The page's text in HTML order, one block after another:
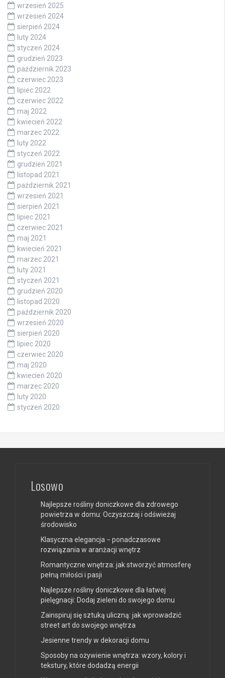
wrzesień 2025
wrzesień 2024
sierpień 2024
luty 2024
styczeń 2024
grudzień 2023
październik 2023
czerwiec 2023
lipiec 2022
czerwiec 2022
maj 2022
kwiecień 2022
marzec 2022
luty 2022
styczeń 2022
grudzień 2021
listopad 2021
październik 2021
wrzesień 2021
sierpień 2021
lipiec 2021
czerwiec 2021
maj 2021
kwiecień 2021
marzec 2021
luty 2021
styczeń 2021
grudzień 2020
listopad 2020
październik 2020
wrzesień 2020
sierpień 2020
lipiec 2020
czerwiec 2020
maj 2020
kwiecień 2020
marzec 2020
luty 2020
styczeń 2020
Losowo
Najlepsze rośliny doniczkowe dla zdrowego
powietrza w domu: Oczyszczaj i odświeżaj
środowisko
Klasyczna elegancja − ponadczasowe
rozwiązania w aranżacji wnętrz
Romantyczne wnętrza: jak stworzyć atmosferę
pełną miłości i pasji
Najlepsze rośliny doniczkowe dla łatwej
pielęgnacji: Dodaj zieleni do swojego domu
Zainspiruj się sztuką uliczną: jak wprowadzić
street art do swojego wnętrza
Jesienne trendy w dekoracji domu
Sposoby na ożywienie wnętrza: wzory, kolory i
tekstury, które dodadzą energii